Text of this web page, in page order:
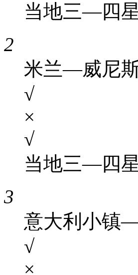
当地三—四
2
米兰—威尼
√
×
√
当地三—四
3
意大利小镇
√
×